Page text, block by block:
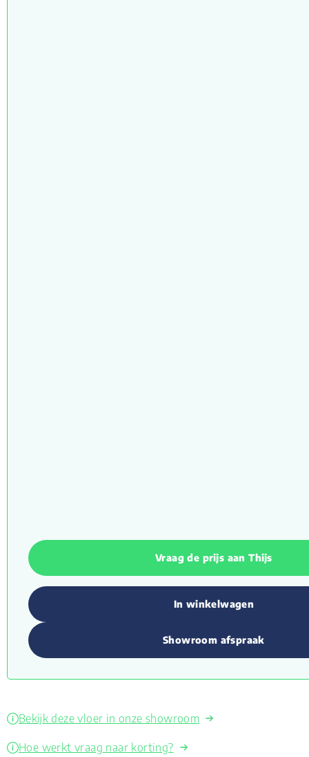
Vraag de prijs aan Thijs
In winkelwagen
Showroom afspraak
Bekijk deze vloer in onze showroom
Hoe werkt vraag naar korting?